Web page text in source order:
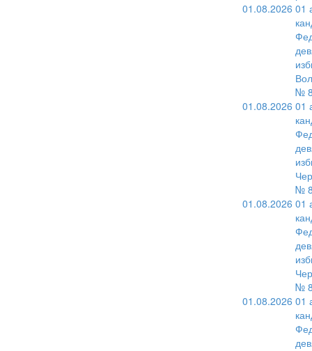
01.08.2026 01
№
01.08.2026 01
№
01.08.2026 01
№
01.08.2026 01